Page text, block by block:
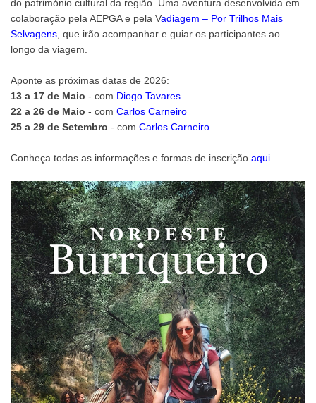
do património cultural da região. Uma aventura desenvolvida em
colaboração pela AEPGA e pela Vadiagem – Por Trilhos Mais
Selvagens , que irão acompanhar e guiar os participantes ao
longo da viagem.
Aponte as próximas datas de 2026:
13 a 17 de Maio - com Diogo Tavares
22 a 26 de Maio - com Carlos Carneiro
25 a 29 de Setembro - com Carlos Carneiro
Conheça todas as informações e formas de inscrição aqui